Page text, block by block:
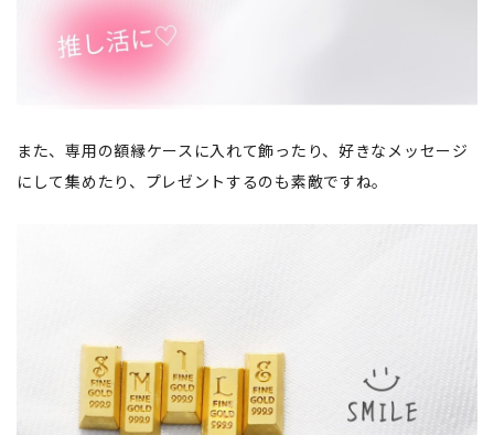
また、専用の額縁ケースに入れて飾ったり、好きなメッセージ
にして集めたり、プレゼントするのも素敵ですね。